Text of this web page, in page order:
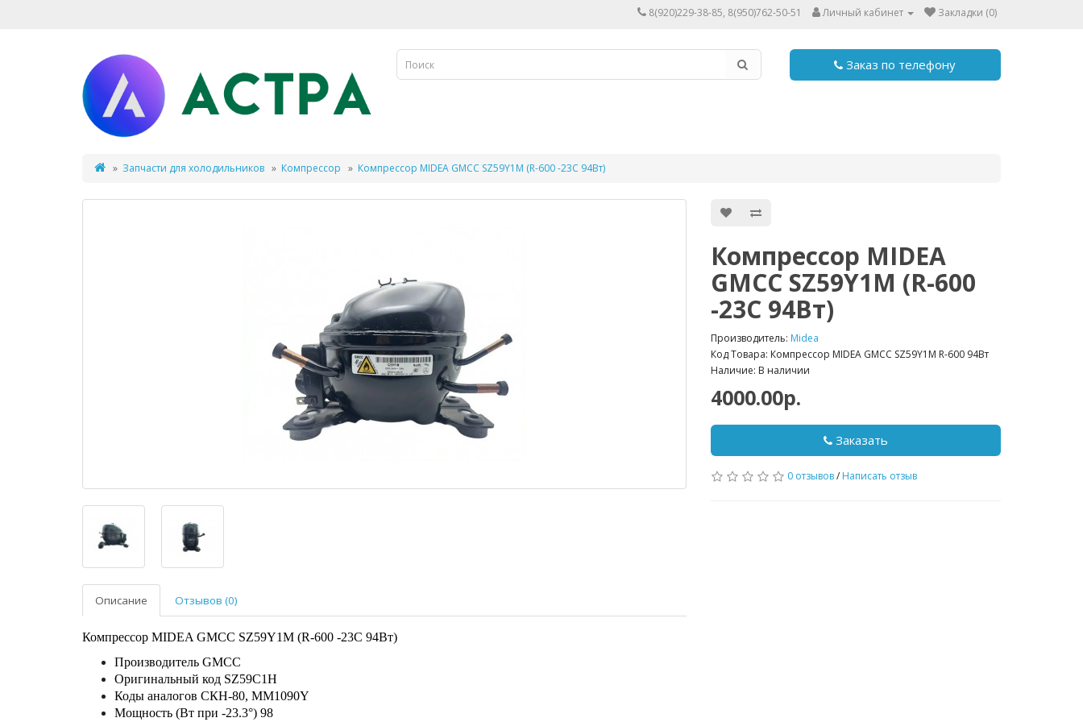
8(920)229-38-85, 8(950)762-50-51 Личный кабинет Закладки (0)
Заказ по телефону
Запчасти для холодильников Компрессор Компрессор MIDEA GMCC SZ59Y1M (R-600 -23С 94Вт)
Описание Отзывов (0)
Компрессор MIDEA GMCC SZ59Y1M (R-600 -23С 94Вт)
Производитель GMCC
Оригинальный код SZ59C1H
Коды аналогов СКН-80, MM1090Y
Мощность (Вт при -23.3°) 98
Компрессор MIDEA
GMCC SZ59Y1M (R-600
-23С 94Вт)
Производитель: Midea
Код Товара: Компрессор MIDEA GMCC SZ59Y1M R-600 94Вт
Наличие: В наличии
4000.00р.
Заказать
0 отзывов/ Написать отзыв